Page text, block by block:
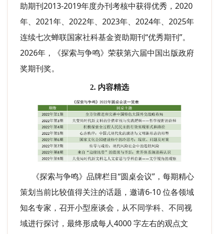
助期刊2013-2019年度办刊考核中获得优秀，2020
年、2021年、2022年、2023年、2024年、2025年
连续七次蝉联国家社科基金资助期刊“优秀期刊”。
2026年，《探索与争鸣》荣获第六届中国出版政府
奖期刊奖。
2. 内容精选
《探索与争鸣》品牌栏目“圆桌会议”，每期精心
策划当前比较值得关注的话题，邀请6-10 位各领域
知名专家，召开小型座谈会，从不同学科、不同视
域进行探讨，最终形成每人4000 字左右的观点文